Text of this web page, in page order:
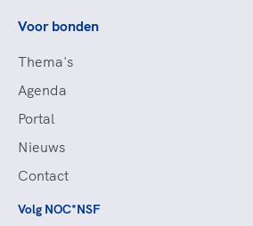
Voor bonden
Thema's
Agenda
Portal
Nieuws
Contact
Volg NOC*NSF